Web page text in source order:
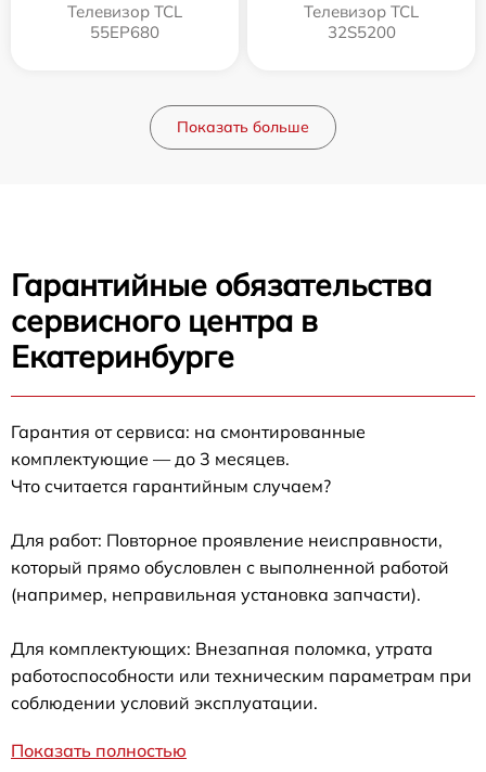
Телевизор TCL
55EP680
Телевизор TCL
32S5200
Показать больше
Гарантийные обязательства
сервисного центра в
Екатеринбурге
Гарантия от сервиса: на смонтированные
комплектующие — до 3 месяцев.
Что считается гарантийным случаем?
Для работ: Повторное проявление неисправности,
который прямо обусловлен с выполненной работой
(например, неправильная установка запчасти).
Для комплектующих: Внезапная поломка, утрата
работоспособности или техническим параметрам при
соблюдении условий эксплуатации.
Показать полностью